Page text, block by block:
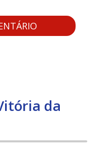
da